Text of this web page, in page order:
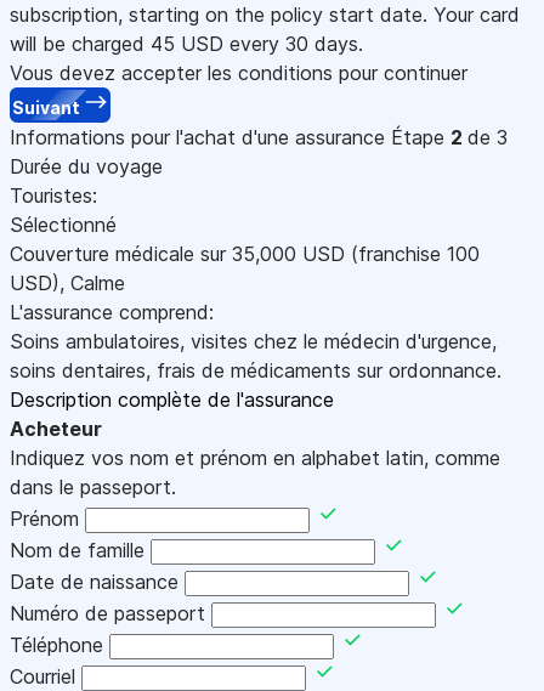
subscription, starting on the policy start date. Your card
will be charged 45 USD every 30 days.
Vous devez accepter les conditions pour continuer
Suivant
Informations pour l'achat d'une assurance Étape 2 de 3
Durée du voyage
Touristes:
Sélectionné
Couverture médicale sur 35,000 USD (franchise 100
USD), Calme
L'assurance comprend:
Soins ambulatoires, visites chez le médecin d'urgence,
soins dentaires, frais de médicaments sur ordonnance.
Description complète de l'assurance
Acheteur
Indiquez vos nom et prénom en alphabet latin, comme
dans le passeport.
Prénom
Nom de famille
Date de naissance
Numéro de passeport
Téléphone
Courriel